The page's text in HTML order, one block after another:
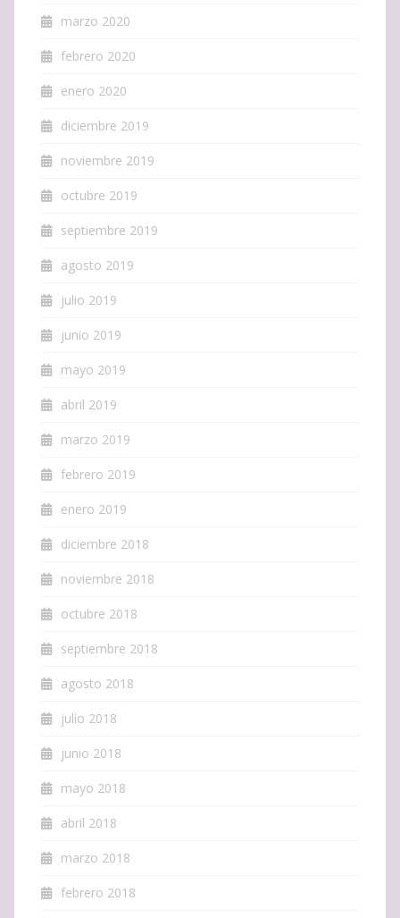
marzo 2020
febrero 2020
enero 2020
diciembre 2019
noviembre 2019
octubre 2019
septiembre 2019
agosto 2019
julio 2019
junio 2019
mayo 2019
abril 2019
marzo 2019
febrero 2019
enero 2019
diciembre 2018
noviembre 2018
octubre 2018
septiembre 2018
agosto 2018
julio 2018
junio 2018
mayo 2018
abril 2018
marzo 2018
febrero 2018